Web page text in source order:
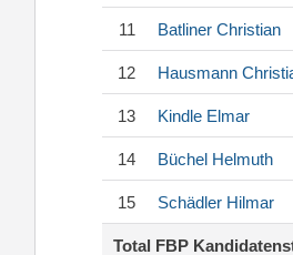
11 Batliner Christian
12 Hausmann
13 Kindle Elmar
14 Büchel Helmuth
15 Schädler Hilmar
Total FBP